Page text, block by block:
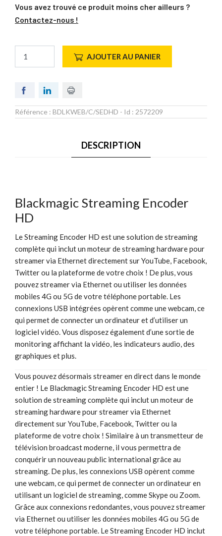
Vous avez trouvé ce produit moins cher ailleurs ?
Contactez-nous !
AJOUTER AU PANIER
Référence : BDLKWEB/C/SEDHD - Id : 2572209
DESCRIPTION
Blackmagic Streaming Encoder
HD
Le Streaming Encoder HD est une solution de streaming
complète qui inclut un moteur de streaming hardware pour
streamer via Ethernet directement sur YouTube, Facebook,
Twitter ou la plateforme de votre choix ! De plus, vous
pouvez streamer via Ethernet ou utiliser les données
mobiles 4G ou 5G de votre téléphone portable. Les
connexions USB intégrées opèrent comme une webcam, ce
qui permet de connecter un ordinateur et d’utiliser un
logiciel vidéo. Vous disposez également d’une sortie de
monitoring affichant la vidéo, les indicateurs audio, des
graphiques et plus.
Vous pouvez désormais streamer en direct dans le monde
entier ! Le Blackmagic Streaming Encoder HD est une
solution de streaming complète qui inclut un moteur de
streaming hardware pour streamer via Ethernet
directement sur YouTube, Facebook, Twitter ou la
plateforme de votre choix ! Similaire à un transmetteur de
télévision broadcast moderne, il vous permettra de
conquérir un nouveau public international grâce au
streaming. De plus, les connexions USB opèrent comme
une webcam, ce qui permet de connecter un ordinateur en
utilisant un logiciel de streaming, comme Skype ou Zoom.
Grâce aux connexions redondantes, vous pouvez streamer
via Ethernet ou utiliser les données mobiles 4G ou 5G de
votre téléphone portable. Le Streaming Encoder HD inclut